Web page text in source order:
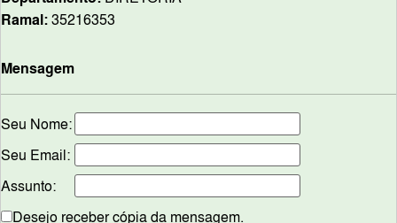
Ramal:35216353
Mensagem
Seu Nome:
Seu Email:
Assunto:
Desejo receber cópia da mensagem.